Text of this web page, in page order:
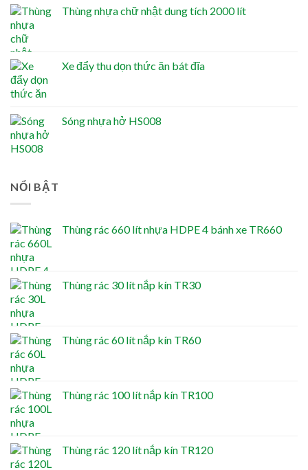
Thùng nhựa chữ nhật dung tích 2000 lít
Xe đẩy thu dọn thức ăn bát đĩa
Sóng nhựa hở HS008
NỔI BẬT
Thùng rác 660 lít nhựa HDPE 4 bánh xe TR660
Thùng rác 30 lít nắp kín TR30
Thùng rác 60 lít nắp kín TR60
Thùng rác 100 lít nắp kín TR100
Thùng rác 120 lít nắp kín TR120